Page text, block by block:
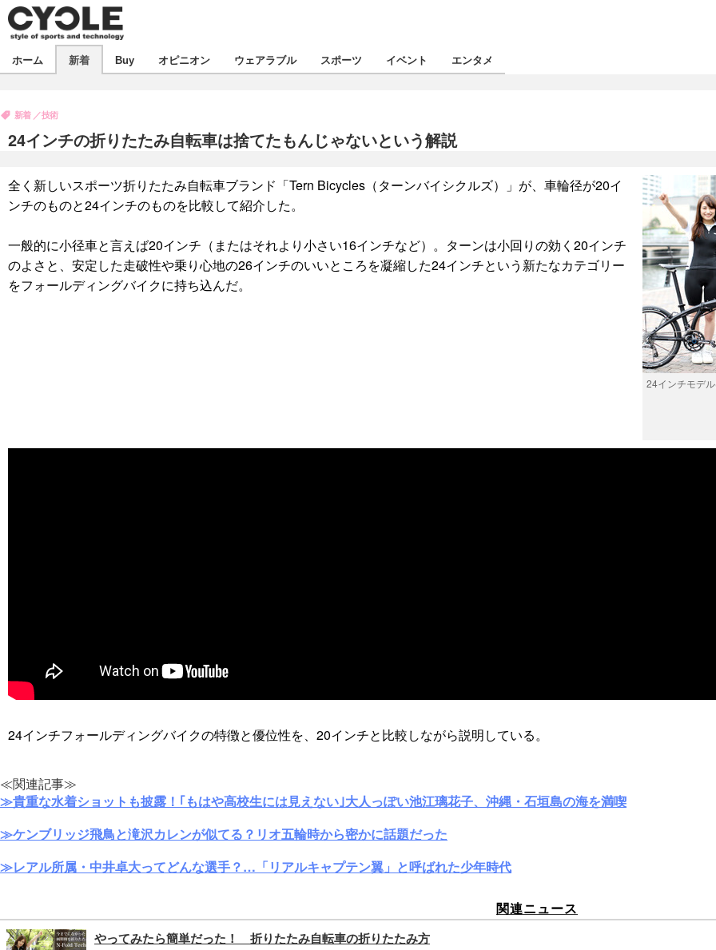
飲食
ボイス
デバイス
ビジネス
海外
スポーツ
短信
選手
動画
イベント
ツアー
芸能
ライフ
ホーム 新着 Buy オピニオン ウェアラブル スポーツ イベント エンタメ
24インチの折りたたみ自転車は捨てたもんじゃないという解説
新着 技術
24インチモデ
全く新しいスポーツ折りたたみ自転車ブランド「Tern Bicycles（ターンバイシクルズ）」が、車輪径が20イ
ンチのものと24インチのものを比較して紹介した。
一般的に小径車と言えば20インチ（またはそれより小さい16インチなど）。ターンは小回りの効く20インチ
のよさと、安定した走破性や乗り心地の26インチのいいところを凝縮した24インチという新たなカテゴリー
をフォールディングバイクに持ち込んだ。
24インチフォールディングバイクの特徴と優位性を、20インチと比較しながら説明している。
≪関連記事≫
≫貴重な水着ショットも披露！｢もはや高校生には見えない｣大人っぽい池江璃花子、沖縄・石垣島の海を満喫
≫ケンブリッジ飛鳥と滝沢カレンが似てる？リオ五輪時から密かに話題だった
≫レアル所属・中井卓大ってどんな選手？…「リアルキャプテン翼」と呼ばれた少年時代
関連ニュース
やってみたら簡単だった！ 折りたたみ自転車の折りたたみ方